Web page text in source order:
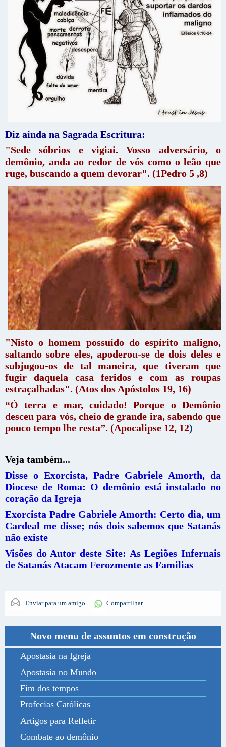
Diz ainda na Sagrada Escritura:
"Sede sóbrios e vigiai. Vosso adversário, o
demônio, anda ao redor de vós como o leão que
ruge, buscando a quem devorar". (1Pedro 5 ,8)
"Nisto o homem possuído do espírito maligno,
saltando sobre eles, apoderou-se de dois deles e
subjugou-os de tal maneira, que tiveram que
fugir daquela casa feridos e com as roupas
estraçalhadas". (Atos dos Apóstolos 19, 16)
“Ó terra e mar, cuidado! Porque o Demônio
desceu para vós, cheio de grande ira, sabendo que
pouco tempo lhe resta”. (Apocalipse 12, 12)
Veja também...
Disse o Exorcista, Padre Gabriele Amorth, da
Diocese de Roma: O demônio está instalado no
coração da Igreja
Exorcista Padre Gabriele Amorth: Certo dia, um
Cardeal me disse; nós dois sabemos que Satanás
não existe
Visões do Autor deste Site: As Legiões Infernais
de Satanás Atacam Ferozmente as Familias
Enviar para um amigo Compartilhar
Novo menu de assuntos em construção
Apostasia na Igreja
Apostasia no Mundo
Fim dos tempos
Profecias Católicas
Artigos para Refletir
Combate ao demônio